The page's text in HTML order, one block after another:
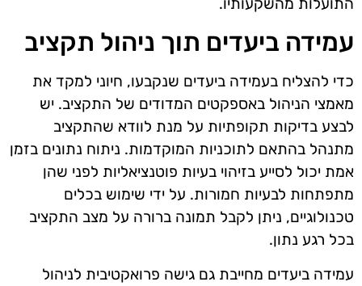
עמידה ביעדים תוך ניהול תקציב
כדי להצליח בעמידה ביעדים שנקבעו, חיוני למקד את
מאמצי הניהול באספקטים המדודים של התקציב. יש
לבצע בדיקות תקופתיות על מנת לוודא שהתקציב
מתנהל בהתאם לתוכניות המוקדמות. ניתוח נתונים בזמן
אמת יכול לסייע בזיהוי בעיות פוטנציאליות לפני שהן
מתפתחות לבעיות חמורות. על ידי שימוש בכלים
טכנולוגיים, ניתן לקבל תמונה ברורה על מצב התקציב
בכל רגע נתון.
עמידה ביעדים מחייבת גם גישה פרואקטיבית לניהול